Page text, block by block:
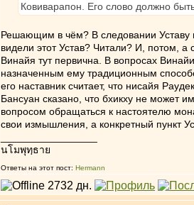
Ковиварапон. Его слово должно
Решающим в чём? В следовании Уставу
видели этот Устав? Читали? И, потом, а
Винайя тут первична. В вопросах
назначенным ему традиционным
его наставник считает, что нисайя
Бансуан сказано, что бхикху не может
вопросом обращаться к настоятелю
свои измышления, а конкретный пункт
นโมพุทฺธาย
Ответы на этот пост: Hermann